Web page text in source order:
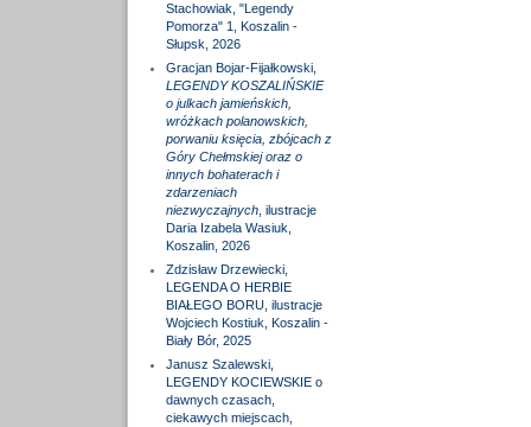
Stachowiak, "Legendy
Pomorza" 1, Koszalin -
Słupsk, 2026
Gracjan Bojar-Fijałkowski,
LEGENDY KOSZALIŃSKIE
o julkach jamieńskich,
wróżkach polanowskich,
porwaniu księcia, zbójcach z
Góry Chełmskiej oraz o
innych bohaterach i
zdarzeniach
niezwyczajnych, ilustracje
Daria Izabela Wasiuk,
Koszalin, 2026
Zdzisław Drzewiecki,
LEGENDA O HERBIE
BIAŁEGO BORU, ilustracje
Wojciech Kostiuk, Koszalin -
Biały Bór, 2025
Janusz Szalewski,
LEGENDY KOCIEWSKIE o
dawnych czasach,
ciekawych miejscach,